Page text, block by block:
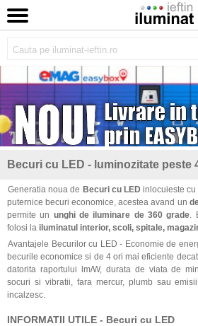
Becuri cu LED - luminozitate peste
Generatia noua de Becuri cu LED inlocuieste cu
puternice becuri economice, acestea avand un
permite un unghi de iluminare de 360 grade.
folosi la iluminatul interior, scoli, spitale,
Avantajele Becurilor cu LED - Economie de
becurile economice si de 4 ori mai eficiente
datorita raportului lm/W, durata de viata de
socuri si vibratii, fara mercur, plumb sau
incalzesc.
INFORMATII UTILE - Becuri cu LED